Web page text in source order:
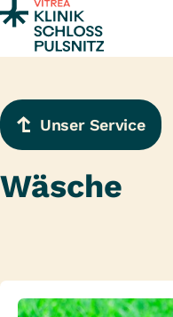
Zum Inhalt springen
Unser Service
Wäsche